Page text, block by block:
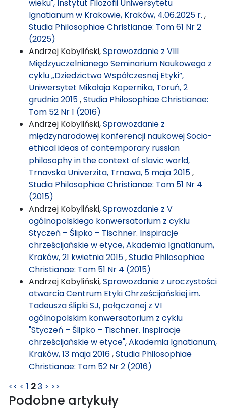
wieku", Instytut Filozofii Uniwersytetu
Ignatianum w Krakowie, Kraków, 4.06.2025 r. ,
Studia Philosophiae Christianae: Tom 61 Nr 2
(2025)
Andrzej Kobyliński,Sprawozdanie z VIII
Międzyuczelnianego Seminarium Naukowego z
cyklu „Dziedzictwo Współczesnej Etyki”,
Uniwersytet Mikołaja Kopernika, Toruń, 2
grudnia 2015,Studia Philosophiae Christianae:
Tom 52 Nr 1 (2016)
Andrzej Kobyliński,Sprawozdanie z
międzynarodowej konferencji naukowej Socio-
ethical ideas of contemporary russian
philosophy in the context of slavic world,
Trnavska Univerzita, Trnawa, 5 maja 2015,
Studia Philosophiae Christianae: Tom 51 Nr 4
(2015)
Andrzej Kobyliński,Sprawozdanie z V
ogólnopolskiego konwersatorium z cyklu
Styczeń – Ślipko – Tischner. Inspiracje
chrześcijańskie w etyce, Akademia Ignatianum,
Kraków, 21 kwietnia 2015,Studia Philosophiae
Christianae: Tom 51 Nr 4 (2015)
Andrzej Kobyliński,Sprawozdanie z uroczystości
otwarcia Centrum Etyki Chrześcijańskiej im.
Tadeusza ślipki SJ, połączonej z VI
ogólnopolskim konwersatorium z cyklu
"Styczeń – Ślipko – Tischner. Inspiracje
chrześcijańskie w etyce", Akademia Ignatianum,
Kraków, 13 maja 2016,Studia Philosophiae
Christianae: Tom 52 Nr 2 (2016)
<< < 1 23 > >>
Podobne artykuły